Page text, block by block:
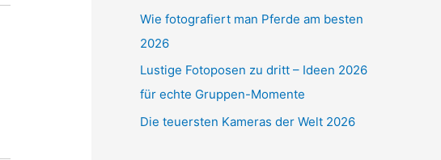
Wie fotografiert man Pferde am besten
2026
Lustige Fotoposen zu dritt – Ideen 2026
für echte Gruppen-Momente
Die teuersten Kameras der Welt 2026